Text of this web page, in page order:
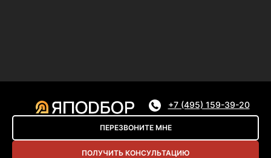
+7 (495) 159-39-20
ПЕРЕЗВОНИТЕ МНЕ
ПОЛУЧИТЬ КОНСУЛЬТАЦИЮ